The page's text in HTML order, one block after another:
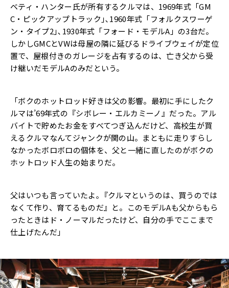
ベティ・ハンター氏が所有するクルマは、1969年式「GM
C・ピックアップトラック｣､1960年式「フォルクスワーゲ
ン・タイプ2｣､1930年式「フォード・モデルA」の3台だ。
しかしGMCとVWは母屋の隣に延びるドライブウェイが定位
置で、屋根付きのガレージを占有するのは、亡き父から受
け継いだモデルAのみだという。
「ボクのホットロッド好きは父の影響。最初に手にしたク
ルマは’69年式の『シボレー・エルカミーノ』だった。アル
バイトで貯めたお金をすべてつぎ込んだけど、高校生が買
えるクルマなんてジャンクが関の山。まともに走りすらし
なかったボロボロの個体を、父と一緒に直したのがボクの
ホットロッド人生の始まりだ。
父はいつも言っていたよ｡『クルマというのは、買うのでは
なくて作り、育てるものだ』と。このモデルAも父からもら
ったときはド・ノーマルだったけど、自分の手でここまで
仕上げたんだ」